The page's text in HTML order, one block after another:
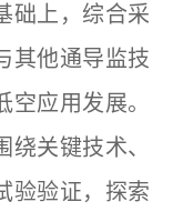
础上，综合采
其他通导监技
应用发展。
关键技术、
验验证，探索